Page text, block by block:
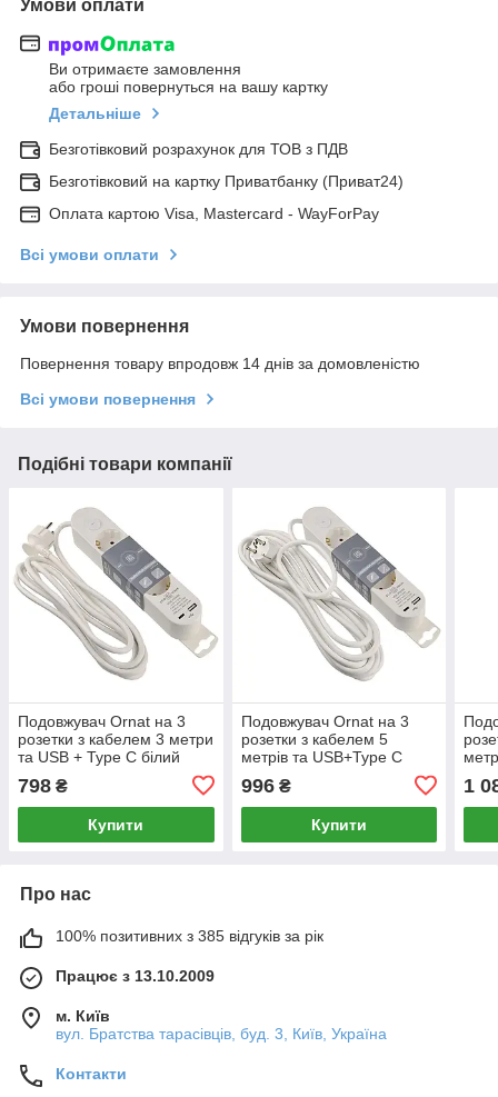
Умови оплати
Ви отримаєте замовлення
або гроші повернуться на вашу картку
Детальніше
Безготівковий розрахунок для ТОВ з ПДВ
Безготівковий на картку Приватбанку (Приват24)
Оплата картою Visa, Mastercard - WayForPay
Всі умови оплати
Умови повернення
Повернення товару впродовж 14 днів за домовленістю
Всі умови повернення
Подібні товари компанії
Подовжувач Ornat на 3
розетки з кабелем 3 метри
та USB + Type C білий
798 ₴
Купити
Подовжувач Ornat на 3
розетки з кабелем 5
метрів та USB+Type C
996₴
Купити
1
Про нас
100% позитивних з 385 відгуків за рік
Працює з 13.10.2009
м. Київ
вул. Братства тарасівців, буд. 3, Київ, Україна
Контакти